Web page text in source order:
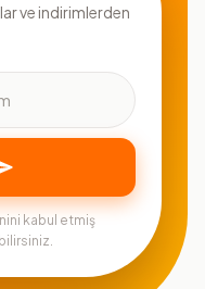
ve indirimlerden
kabul etmiş